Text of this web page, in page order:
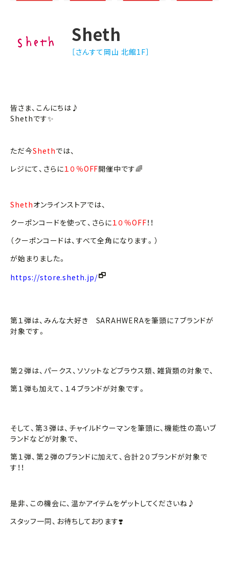
Sheth
［さんすて岡山 北館1F］
皆さま、こんにちは♪
Shethです✨
ただ今Shethでは、
レジにて、さらに１０％OFF開催中です🌈
Shethオンラインストアでは、
クーポンコードを使って、さらに１０％OFF！！
（クーポンコードは、すべて全角になります。）
が始まりました。
https://store.sheth.jp/
第１弾は、みんな大好き SARAHWERAを筆頭に７ブランドが
対象です。
第２弾は、パークス、ソソットなどブラウス類、雑貨類の対象で、
第１弾も加えて、１４ブランドが対象です。
そして、第３弾は、チャイルドウーマンを筆頭に、機能性の高いブ
ランドなどが対象で、
第１弾、第２弾のブランドに加えて、合計２０ブランドが対象で
す！！
是非、この機会に、温かアイテムをゲットしてくださいね♪
スタッフ一同、お待ちしております❣️